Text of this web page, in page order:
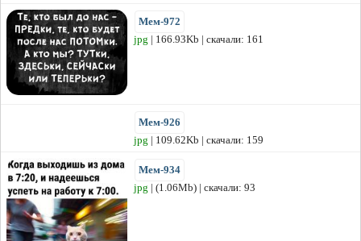
Мем-972
jpg | 166.93Kb | скачали: 161
Мем-926
jpg | 109.62Kb | скачали: 159
Мем-934
jpg | (1.06Mb) | скачали: 93